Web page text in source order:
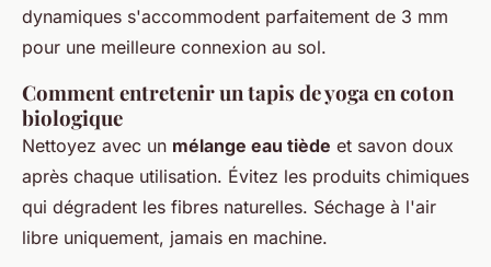
dynamiques s'accommodent parfaitement de 3 mm
pour une meilleure connexion au sol.
Comment entretenir un tapis de yoga en coton
biologique
Nettoyez avec un mélange eau tiède et savon doux
après chaque utilisation. Évitez les produits chimiques
qui dégradent les fibres naturelles. Séchage à l'air
libre uniquement, jamais en machine.